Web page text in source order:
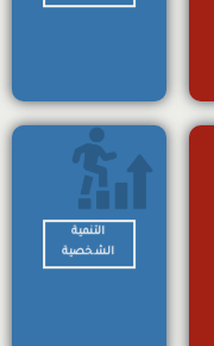
التنمية
الشخصية